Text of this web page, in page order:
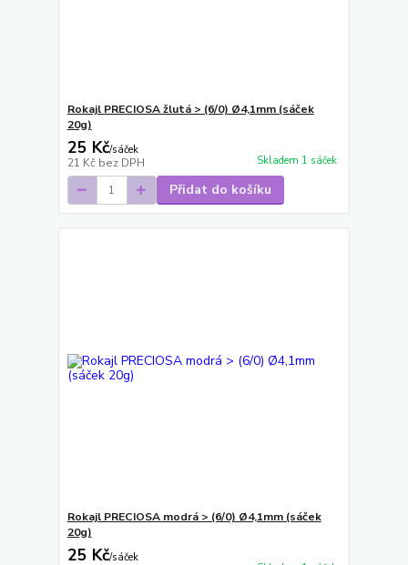
Rokajl PRECIOSA žlutá > (6/0) Ø4,1mm (sáček
20g)
25 Kč/sáček
21 Kč bez DPH Skladem 1 sáček
Přidat do košíku
Rokajl PRECIOSA modrá > (6/0) Ø4,1mm (sáček
20g)
25 Kč/sáček